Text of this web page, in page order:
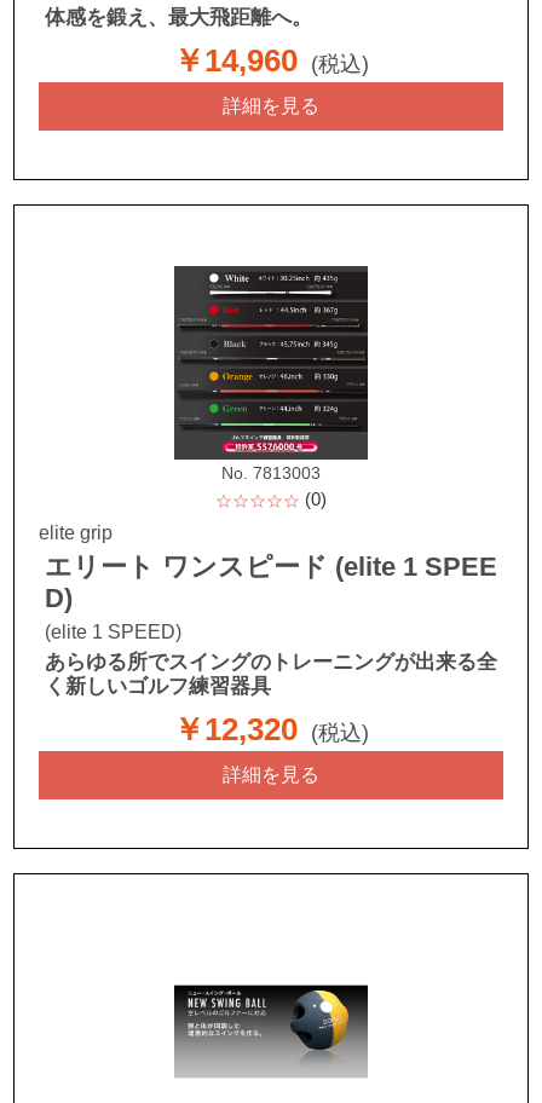
体感を鍛え、最大飛距離へ。
￥14,960 (税込)
詳細を見る
No. 7813003
☆☆☆☆☆ (0)
elite grip
エリート ワンスピード (elite 1 SPEE
D)
(elite 1 SPEED)
あらゆる所でスイングのトレーニングが出来る全
く新しいゴルフ練習器具
￥12,320 (税込)
詳細を見る